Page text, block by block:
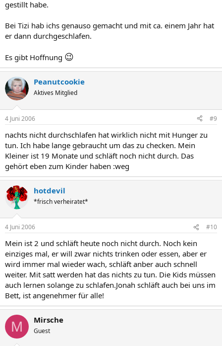
gestillt habe.
Bei Tizi hab ichs genauso gemacht und mit ca. einem Jahr hat
er dann durchgeschlafen.
Es gibt Hoffnung 😉
Peanutcookie
Aktives Mitglied
4 Juni 2006 #9
nachts nicht durchschlafen hat wirklich nicht mit Hunger zu
tun. Ich habe lange gebraucht um das zu checken. Mein
Kleiner ist 19 Monate und schläft noch nicht durch. Das
gehört eben zum Kinder haben :weg
hotdevil
*frisch verheiratet*
4 Juni 2006 #10
Mein ist 2 und schläft heute noch nicht durch. Noch kein
einziges mal, er will zwar nichts trinken oder essen, aber er
wird immer mal wieder wach, schläft anber auch schnell
weiter. Mit satt werden hat das nichts zu tun. Die Kids müssen
auch lernen solange zu schlafen.Jonah schläft auch bei uns im
Bett, ist angenehmer für alle!
M Mirsche
Guest